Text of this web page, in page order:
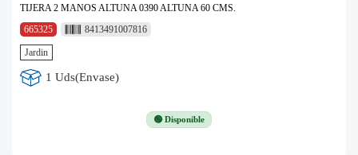
TIJERA 2 MANOS ALTUNA 0390 ALTUNA 60 CMS.
665325
8413491007816
Jardin
1 Uds(Envase)
🟢 Disponible